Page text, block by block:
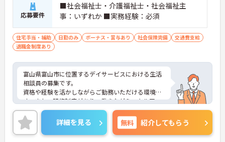
応募要件
■社会福祉士・介護福祉士・社会福祉主
事：いずれか ■実務経験：必須
住宅手当・補助 日勤のみ ボーナス・賞与あり 社会保険完備
交通費支給
退職金制度あり
富山県富山市に位置するデイサービスにおける生活
相談員の募集です。
資格や経験を活かしながらご勤務いただける環境で
す。また、研修制度があり、働きながらスキルアッ
プが目指せる環境です。
ご興味のある方には、面接対策ポイントなど、さら
に詳細をご案内しますのでお気軽にご相談くださ
い！
詳細を見る 無料 紹介してもらう